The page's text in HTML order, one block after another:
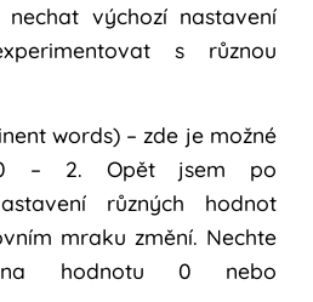
výchozí nastavení
s různou
words) – zde je možné
0 – 2. Opět jsem po
různých hodnot
mraku změní. Nechte
hodnotu 0 nebo